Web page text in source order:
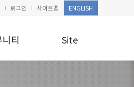
로그인 사이트맵 ENGLISH
티 Site